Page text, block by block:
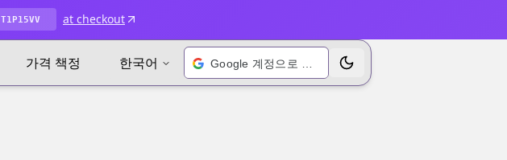
T1P15VV at checkout
가격 책정 한국어 테마 전환